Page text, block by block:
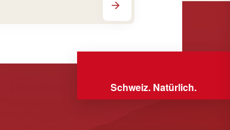
Schweiz. Natürlich.